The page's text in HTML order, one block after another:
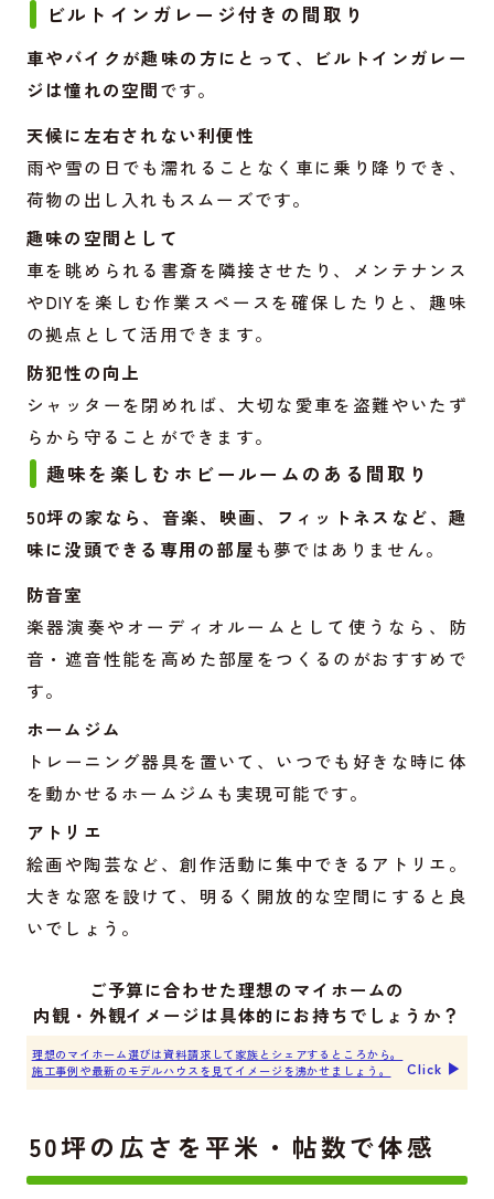
ビルトインガレージ付きの間取り
車やバイクが趣味の方にとって、ビルトインガレー
ジは憧れの空間です。
天候に左右されない利便性
雨や雪の日でも濡れることなく車に乗り降りでき、
荷物の出し入れもスムーズです。
趣味の空間として
車を眺められる書斎を隣接させたり、メンテナンス
やDIYを楽しむ作業スペースを確保したりと、趣味
の拠点として活用できます。
防犯性の向上
シャッターを閉めれば、大切な愛車を盗難やいたず
らから守ることができます。
趣味を楽しむホビールームのある間取り
50坪の家なら、音楽、映画、フィットネスなど、趣
味に没頭できる専用の部屋も夢ではありません。
防音室
楽器演奏やオーディオルームとして使うなら、防
音・遮音性能を高めた部屋をつくるのがおすすめで
す。
ホームジム
トレーニング器具を置いて、いつでも好きな時に体
を動かせるホームジムも実現可能です。
アトリエ
絵画や陶芸など、創作活動に集中できるアトリエ。
大きな窓を設けて、明るく開放的な空間にすると良
いでしょう。
ご予算に合わせた理想のマイホームの
内観・外観イメージは具体的にお持ちでしょうか？
理想のマイホーム選びは資料請求して家族とシェアするところから。
施工事例や最新のモデルハウスを見てイメージを沸かせましょう。
Click ▶︎
50坪の広さを平米・帖数で体感